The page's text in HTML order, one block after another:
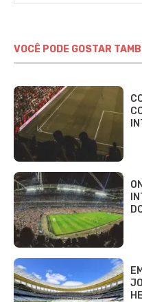
VOCÊ PODE GOSTAR